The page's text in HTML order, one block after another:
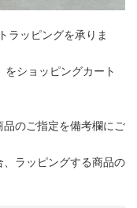
ラッピングを承りま
をショッピングカート
のご指定を備考欄にご
ラッピングする商品の